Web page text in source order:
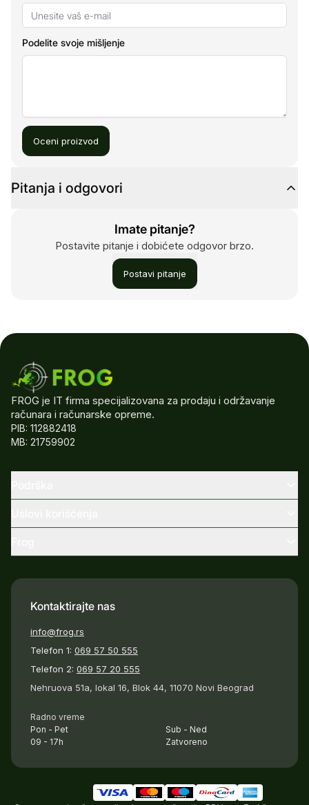
Podelite svoje mišljenje
Oceni proizvod
Pitanja i odgovori
Imate pitanje?
Postavite pitanje i dobićete odgovor brzo.
Postavi pitanje
FROG je IT firma specijalizovana za prodaju i održavanje
računara i računarske opreme.
PIB: 112882418
MB: 21759902
Kontaktirajte nas
info@frog.rs
Telefon 1: 069 57 50 555
Telefon 2: 069 57 20 555
Nehruova 51a, lokal 16, Blok 44, 11070 Novi Beograd
Radno vreme
Pon - Pet
09 - 17h
Sub - Ned
Zatvoreno